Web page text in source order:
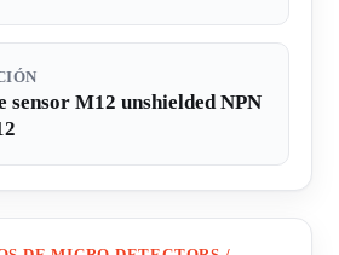
sensor M12 unshielded NPN